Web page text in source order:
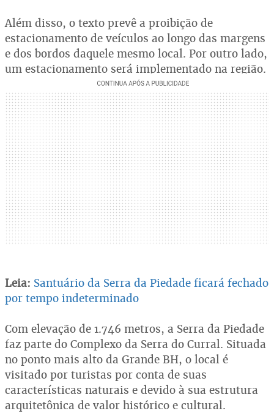
Além disso, o texto prevê a proibição de
estacionamento de veículos ao longo das margens
e dos bordos daquele mesmo local. Por outro lado,
um estacionamento será implementado na região.
Leia: Santuário da Serra da Piedade ficará fechado
por tempo indeterminado
Com elevação de 1.746 metros, a Serra da Piedade
faz parte do Complexo da Serra do Curral. Situada
no ponto mais alto da Grande BH, o local é
visitado por turistas por conta de suas
características naturais e devido à sua estrutura
arquitetônica de valor histórico e cultural.